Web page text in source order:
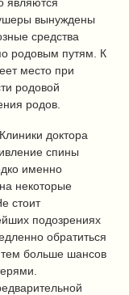
вынуждены
средства
родовым путям. К
место при
родовой
родов.
доктора
спины
именно
некоторые
стоит
подозрениях
обратиться
больше шансов